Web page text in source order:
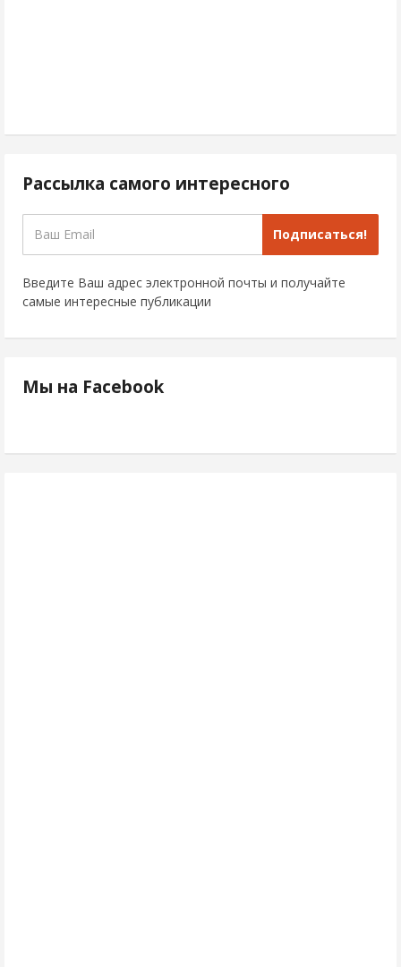
Рассылка самого интересного
Подписаться!
Введите Ваш адрес электронной почты и получайте
самые интересные публикации
Мы на Facebook